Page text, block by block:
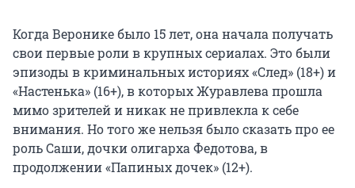
Когда Веронике было 15 лет, она начала получать
свои первые роли в крупных сериалах. Это были
эпизоды в криминальных историях «След» (18+) и
«Настенька» (16+), в которых Журавлева прошла
мимо зрителей и никак не привлекла к себе
внимания. Но того же нельзя было сказать про ее
роль Саши, дочки олигарха Федотова, в
продолжении «Папиных дочек» (12+).